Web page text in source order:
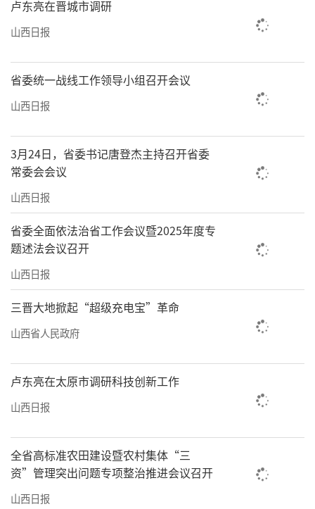
卢东亮在晋城市调研
山西日报
省委统一战线工作领导小组召开会议
山西日报
3月24日，省委书记唐登杰主持召开省委
常委会会议
山西日报
省委全面依法治省工作会议暨2025年度专
题述法会议召开
山西日报
三晋大地掀起“超级充电宝”革命
山西省人民政府
卢东亮在太原市调研科技创新工作
山西日报
全省高标准农田建设暨农村集体“三
资”管理突出问题专项整治推进会议召开
山西日报